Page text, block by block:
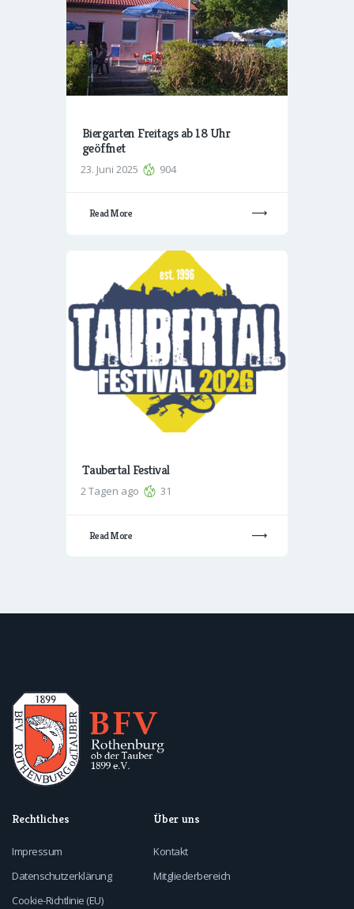
Biergarten Freitags ab 18 Uhr
geöffnet
23. Juni 2025 904
Read More
Taubertal Festival
2 Tagen ago 31
Read More
Rechtliches
Impressum
Datenschutzerklärung
Cookie-Richtlinie (EU)
Über uns
Kontakt
Mitgliederbereich